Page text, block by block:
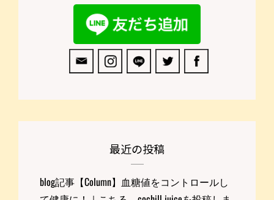
最近の投稿
blog記事【Column】血糖値をコントロールし